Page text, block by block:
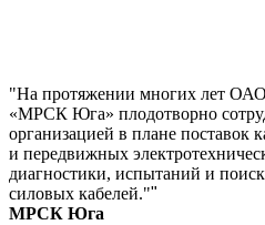
"На протяжении многих лет
«МРСК Юга» плодотворно
организацией в плане поставок
и передвижных
диагностики, испытаний и
силовых кабелей.""
МРСК Юга